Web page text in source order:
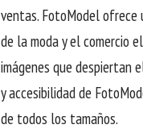
ventas. FotoModel ofrece
de la moda y el comercio
imágenes que despiertan
y accesibilidad de
de todos los tamaños.